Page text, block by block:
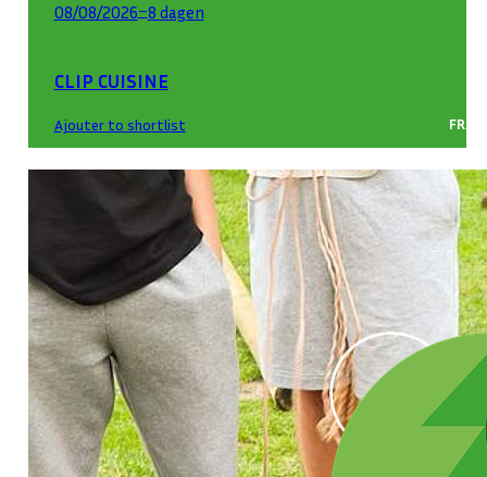
08/08/2026–8 dagen
CLIP CUISINE
Ajouter to shortlist